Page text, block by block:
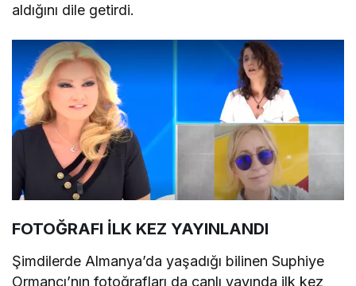
aldığını dile getirdi.
FOTOĞRAFI İLK KEZ YAYINLANDI
Şimdilerde Almanya’da yaşadığı bilinen Suphiye
Ormancı’nın fotoğrafları da canlı yayında ilk kez